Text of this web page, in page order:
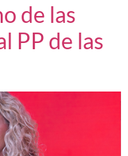
de las
PP de las